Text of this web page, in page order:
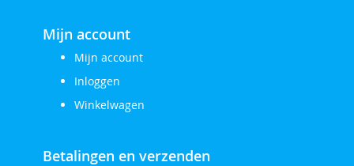
Mijn account
Mijn account
Inloggen
Winkelwagen
Betalingen en verzenden